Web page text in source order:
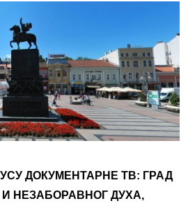
ДОКУМЕНТАРНЕ ТВ: ГРАД
НЕЗАБОРАВНОГ ДУХА,